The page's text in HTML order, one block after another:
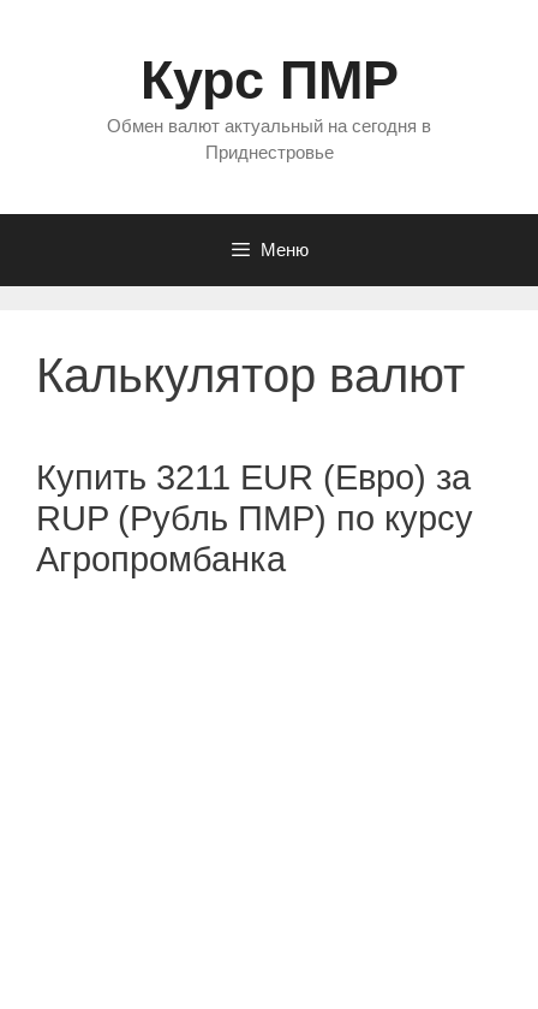
Курс ПМР
Обмен валют актуальный на сегодня в
Приднестровье
Меню
Калькулятор валют
Купить 3211 EUR (Евро) за
RUP (Рубль ПМР) по курсу
Агропромбанка